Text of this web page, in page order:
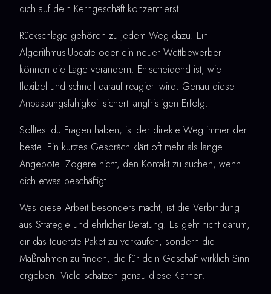
dich auf dein Kerngeschäft konzentrierst.
Rückschläge gehören zu jedem Weg dazu. Ein
Algorithmus-Update oder ein neuer Wettbewerber
können die Lage verändern. Entscheidend ist, wie
flexibel und schnell darauf reagiert wird. Genau diese
Anpassungsfähigkeit sichert langfristigen Erfolg.
Solltest du Fragen haben, ist der direkte Weg immer der
beste. Ein kurzes Gespräch klärt oft mehr als lange
Angebote. Zögere nicht, den Kontakt zu suchen, wenn
dich etwas beschäftigt.
Was diese Arbeit besonders macht, ist die Verbindung
aus Strategie und ehrlicher Beratung. Es geht nicht darum,
dir das teuerste Paket zu verkaufen, sondern die
Maßnahmen zu finden, die für dein Geschäft wirklich Sinn
ergeben. Viele schätzen genau diese Klarheit.